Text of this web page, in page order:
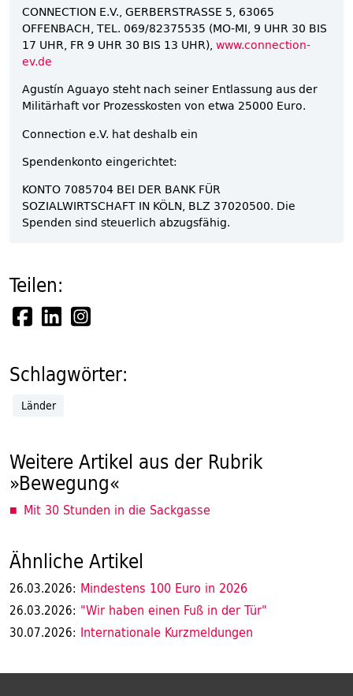
CONNECTION E.V., GERBERSTRASSE 5, 63065
OFFENBACH, TEL. 069/82375535 (MO-MI, 9 UHR 30 BIS
17 UHR, FR 9 UHR 30 BIS 13 UHR), www.connection-
ev.de
Agustín Aguayo steht nach seiner Entlassung aus der
Militärhaft vor Prozesskosten von etwa 25000 Euro.
Connection e.V. hat deshalb ein
Spendenkonto eingerichtet:
KONTO 7085704 BEI DER BANK FÜR
SOZIALWIRTSCHAFT IN KÖLN, BLZ 37020500. Die
Spenden sind steuerlich abzugsfähig.
Teilen:
Schlagwörter:
Länder
Weitere Artikel aus der Rubrik
»Bewegung«
Mit 30 Stunden in die Sackgasse
Ähnliche Artikel
26.03.2026: Mindestens 100 Euro in 2026
26.03.2026: "Wir haben einen Fuß in der Tür"
30.07.2026: Internationale Kurzmeldungen